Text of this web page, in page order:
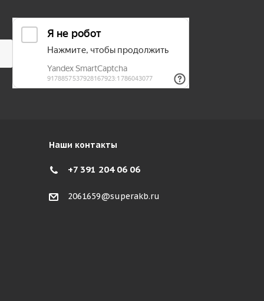
Наши контакты
+7 391 204 06 06
2061659@superakb.ru